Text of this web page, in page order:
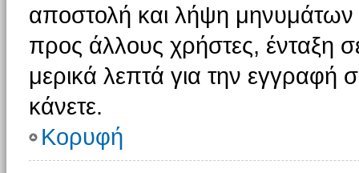
αποστολή και λήψη μηνυμάτων
προς άλλους χρήστες, ένταξη
μερικά λεπτά για την
κάνετε.
Κορυφή